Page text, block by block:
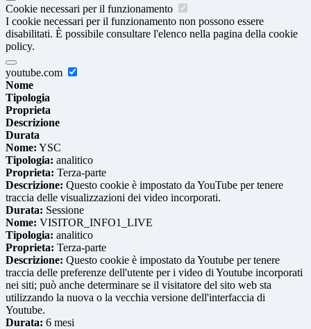
Cookie necessari per il funzionamento
I cookie necessari per il funzionamento non possono essere
disabilitati. È possibile consultare l'elenco nella pagina della cookie
policy.
youtube.com
Nome
Tipologia
Proprieta
Descrizione
Durata
Nome: YSC
Tipologia: analitico
Proprieta: Terza-parte
Descrizione: Questo cookie è impostato da YouTube per tenere
traccia delle visualizzazioni dei video incorporati.
Durata: Sessione
Nome: VISITOR_INFO1_LIVE
Tipologia: analitico
Proprieta: Terza-parte
Descrizione: Questo cookie è impostato da Youtube per tenere
traccia delle preferenze dell'utente per i video di Youtube incorporati
nei siti; può anche determinare se il visitatore del sito web sta
utilizzando la nuova o la vecchia versione dell'interfaccia di
Youtube.
Durata: 6 mesi